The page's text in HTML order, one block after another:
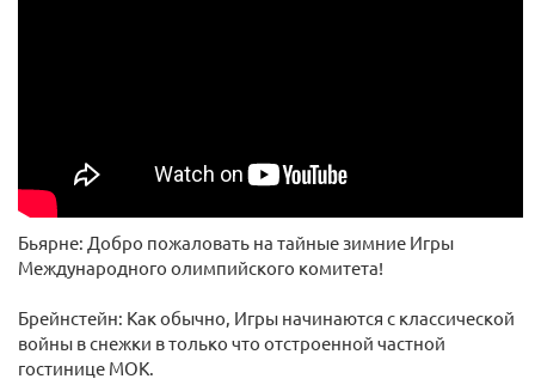
Бьярне: Добро пожаловать на тайные зимние Игры
Международного олимпийского комитета!
Брейнстейн: Как обычно, Игры начинаются с классической
войны в снежки в только что отстроенной частной
гостинице МОК.